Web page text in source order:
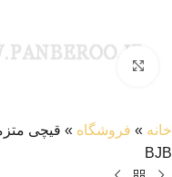
خانه » فروشگاه »
BJB